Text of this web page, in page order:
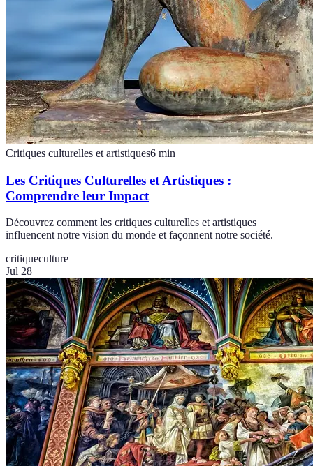
Critiques culturelles et artistiques6 min
Les Critiques Culturelles et Artistiques :
Comprendre leur Impact
Découvrez comment les critiques culturelles et artistiques
influencent notre vision du monde et façonnent notre société.
critiqueculture
Jul 28